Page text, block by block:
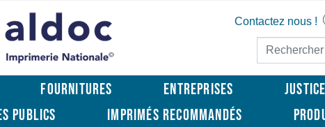
Contactez nous !
FOURNITURES ENTREPRISES JUSTICE
PUBLICS
IMPRIMÉS RECOMMANDÉS